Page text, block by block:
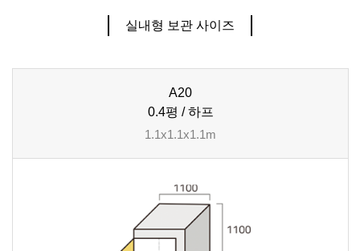
실내형 보관 사이즈
A20
0.4평 / 하프
1.1x1.1x1.1m